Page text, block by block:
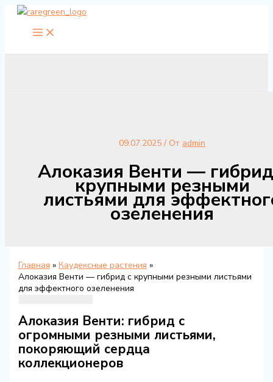
Перейти
содержимому
09.07.2025 / От admin
Алоказия Венти —
крупными резными
листьями для
озеленения
Главная
Каудексные растения
Алоказия Венти — гибрид с крупными резными листьями
для эффектного озеленения
Алоказия Венти: гибрид с
огромными резными листьями,
покоряющий сердца
коллекционеров